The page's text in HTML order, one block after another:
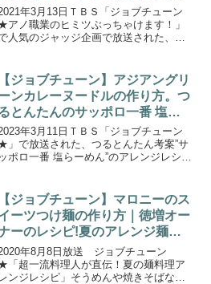
アレシピ
年3月13日ＴＢＳ「ジョブチューン
アノ職業のヒミツぶっちゃけます！」
人気のジャッジ企画で放送された、料
ます。今回のジャッジ企画は、超一流料
理人が料理研究家のア...
【ジョブチューン】アジアングリ
ンカレーヌードルの作り方。つ
とんたんのサッポロ一番 塩ら
めんアレンジレシピ
年3月11日ＴＢＳ「ジョブチューン
」で放送された、つるとんたん考案”サ
ッポロ一番 塩らーめん”のアレンジレシピ
ーンが市販の商品をアレンジ！どこまで
美味しさを極...
【ジョブチューン】マロニーのス
ーツつけ麺の作り方｜徳増オー
ーのレシピ!夏のアレンジ麺料
ガチバトル(2020.8.8)
年8月8日放送 ジョブチューン
「超一流料理人が直伝！夏の麺料理ア
レンジレシピ」そうめんや焼きそばな